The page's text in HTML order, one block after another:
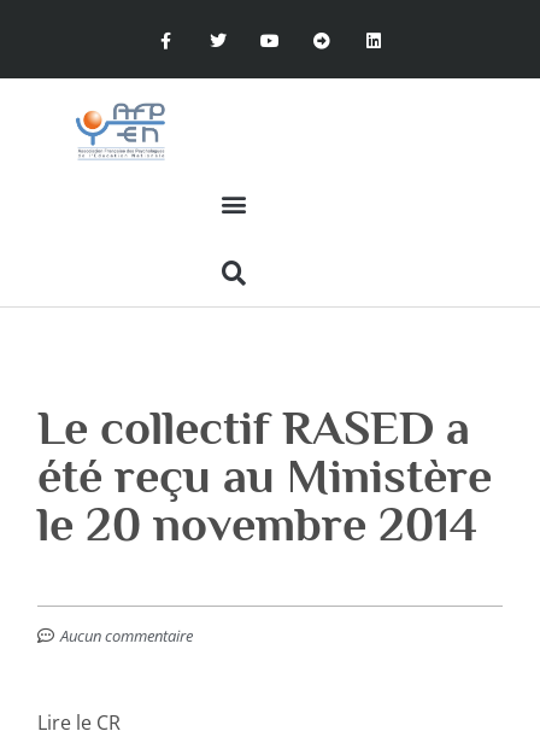
Le collectif RASED a
été reçu au Ministère
le 20 novembre 2014
Aucun commentaire
Lire le CR